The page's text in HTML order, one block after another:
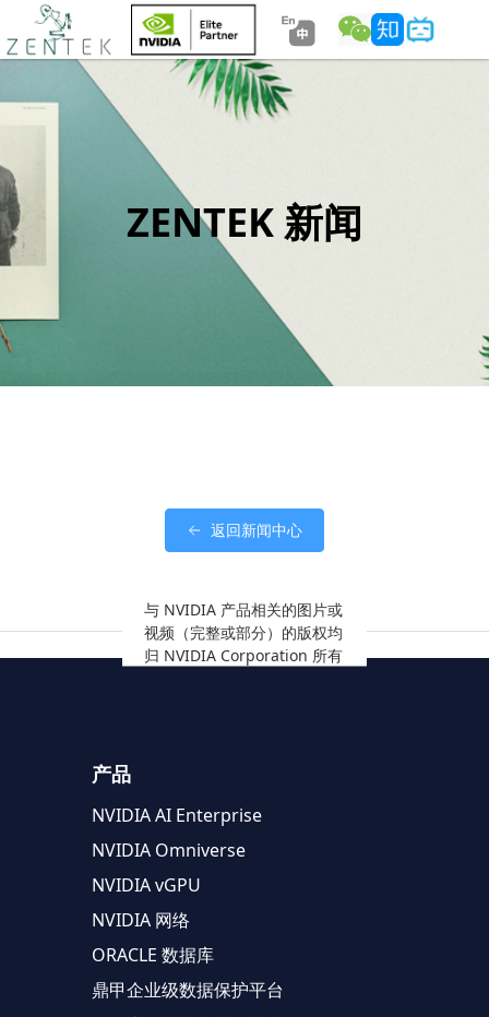
ZENTEK 新闻
返回新闻中心
与 NVIDIA 产品相关的图片或
视频（完整或部分）的版权均
归 NVIDIA Corporation 所有
产品
NVIDIA AI Enterprise
NVIDIA Omniverse
NVIDIA vGPU
NVIDIA 网络
ORACLE 数据库
鼎甲企业级数据保护平台